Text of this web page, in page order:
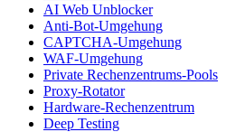
AI Web Unblocker
Anti-Bot-Umgehung
CAPTCHA-Umgehung
WAF-Umgehung
Private Rechenzentrums-Pools
Proxy-Rotator
Hardware-Rechenzentrum
Deep Testing